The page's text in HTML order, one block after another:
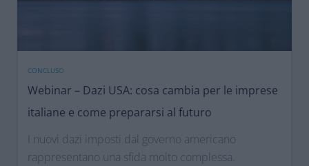
CONCLUSO
Webinar – Dazi USA: cosa cambia per le imprese
italiane e come prepararsi al futuro
I nuovi dazi imposti dal governo americano
rappresentano una sfida molto complessa.